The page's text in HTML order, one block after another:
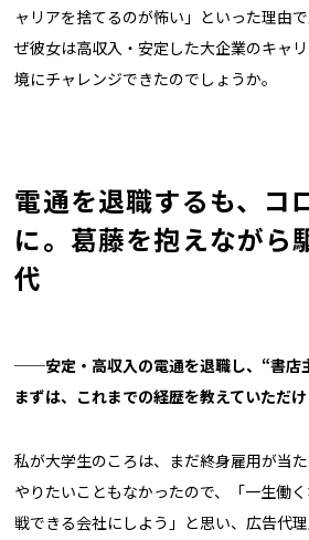
ャリアを捨てるのが怖い」といった理由
ぜ彼女は高収入・安定した大企業のキャ
境にチャレンジできたのでしょうか。
電通を退職するも、コ
に。葛藤を抱えながら
代
──安定・高収入の電通を退職し、 “書店
まずは、これまでの経歴を教えていただけ
私が大学生のころは、まだ終身雇用が当
やりたいこともなかったので、「一生働
戦できる会社にしよう」と思い、広告代